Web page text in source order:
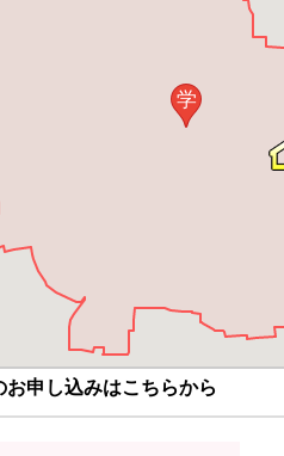
学
申し込みはこちらから